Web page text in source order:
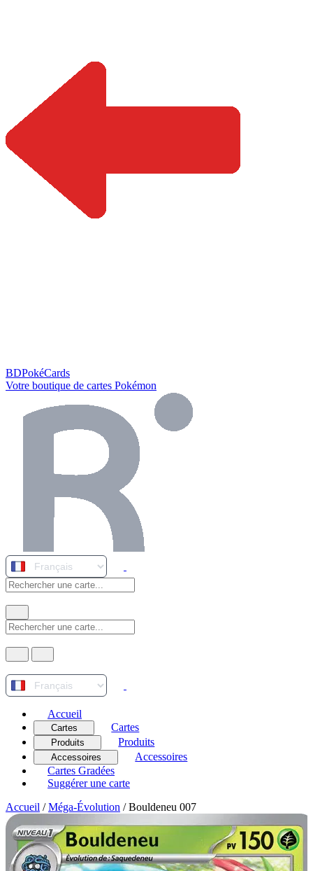
BDPokéCards
Votre boutique de cartes Pokémon
Accueil
Cartes Cartes
Produits Produits
Accessoires
Accessoires
Cartes Gradées
Suggérer une carte
Accueil / Méga-Évolution / Bouldeneu 007